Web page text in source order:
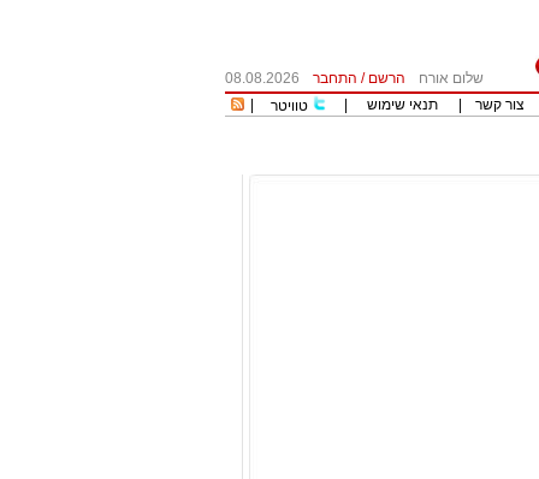
שלום אורח הרשם / התחבר
08.08.2026
צור קשר תנאי שימוש טוויטר